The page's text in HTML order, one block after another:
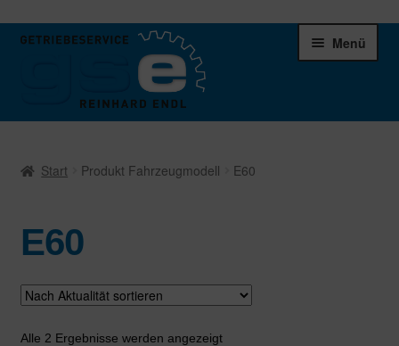
Zur
Zum
Menü
Schaltgetriebe
Verteilergetriebe
Warenkorb
Start Produkt Fahrzeugmodell E60
E60
Alle 2 Ergebnisse werden angezeigtNach